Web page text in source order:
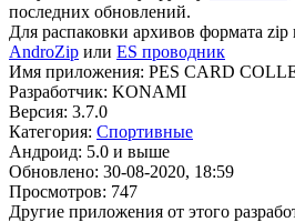
последних обновлений.
Для распаковки архивов формата zip
AndroZip или ES проводник
Имя приложения: PES CARD
Разработчик: KONAMI
Версия: 3.7.0
Категория: Спортивные
Андроид: 5.0 и выше
Обновлено: 30-08-2020, 18:59
Просмотров: 747
Другие приложения от этого